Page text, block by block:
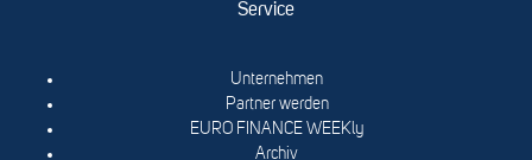
Service
Unternehmen
Partner werden
EURO FINANCE WEEKly
Archiv